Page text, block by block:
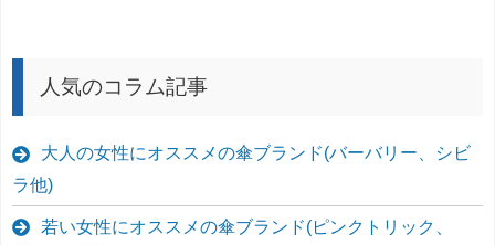
人気のコラム記事
大人の女性にオススメの傘ブランド(バーバリー、シビ
ラ他)
若い女性にオススメの傘ブランド(ピンクトリック、